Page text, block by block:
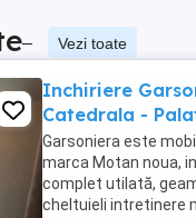
– Vezi toate
Inchiriere
Catedrala -
Garsoniera este
marca Motan noua,
complet utilată,
cheltuieli intretinere